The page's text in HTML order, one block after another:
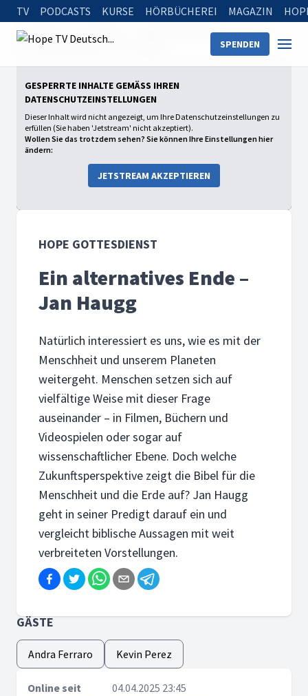
TV PODCASTS KURSE HÖRBÜCHEREI MAGAZIN
SPENDEN
Startseite
Hope Gottesdienst
Ein alternatives Ende – Jan Haugg
GESPERRTE INHALTE GEMÄSS IHREN D
ATENSCHUTZEINSTELLUNGEN
Dieser Inhalt wird nicht angezeigt, um Ihre Datenschutzeinstellungen zu
erfüllen (Sie haben 'Jetstream' nicht akzeptiert).
Wollen Sie das trotzdem sehen? Sie können Ihre Einstellungen hier
ändern:
JETSTREAM AKZEPTIEREN
HOPE GOTTESDIENST
Ein alternatives Ende –
Jan Haugg
Natürlich interessiert es uns, wie es mit der
Menschheit und unserem Planeten
weitergeht. Menschen setzen sich auf
vielfältige Weise mit dieser Frage
auseinander – in Filmen, Büchern und
Videospielen oder sogar auf
wissenschaftlicher Ebene. Doch welche
Zukunftsperspektive zeigt die Bibel für die
Menschheit und die Erde auf? Jan Haugg
geht in seiner Predigt darauf ein und
vergleicht biblische Aussagen mit weit
verbreiteten Vorstellungen.
GÄSTE
Andra Ferraro Kevin Perez
Online seit
04.04.2025 23:45